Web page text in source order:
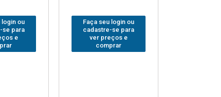
login ou
se para
e
Faça seu login ou
cadastre-se para
ver preços e
comprar